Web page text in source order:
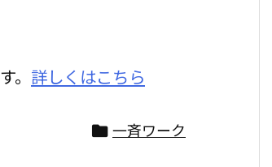
。 詳しくはこちら
 一斉ワーク